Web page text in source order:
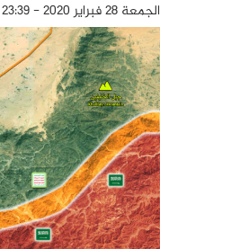
الجمعة 28 فبراير 2020 - 23:39